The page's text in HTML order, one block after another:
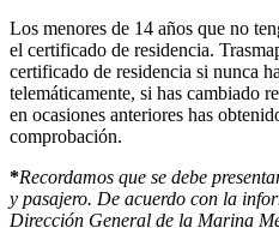
Los menores de 14 años que no
el certificado de residencia.
certificado de residencia si nunca
telemáticamente, si has cambiado
en ocasiones anteriores has
comprobación.
*Recordamos que se debe
y pasajero. De acuerdo con la
Dirección General de la Marina